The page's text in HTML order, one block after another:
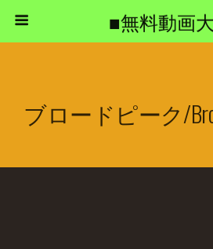
■無料動画
ブロードピーク/